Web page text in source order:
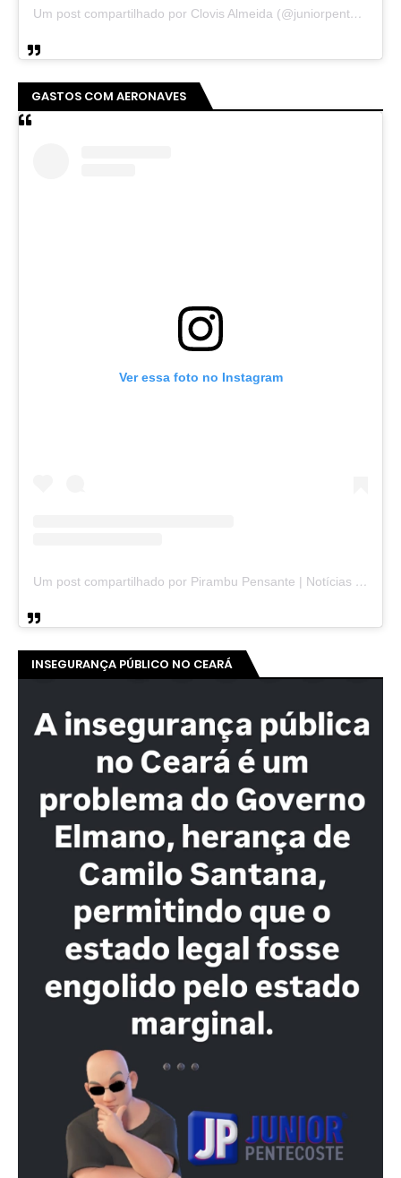
Um post compartilhado por Clovis Almeida (@juniorpentecoste01)
GASTOS COM AERONAVES
Ver essa foto no Instagram
Um post compartilhado por Pirambu Pensante | Notícias & Entretenimento (@pirambupensante)
INSEGURANÇA PÚBLICO NO CEARÁ